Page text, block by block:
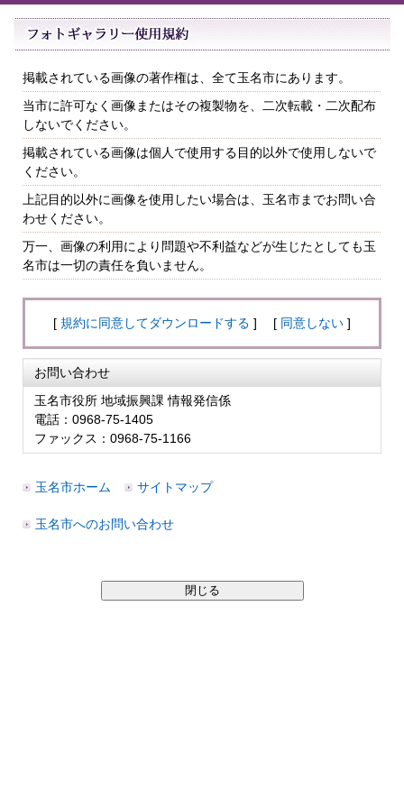
掲載されている画像の著作権は、全て玉名市にあります。
当市に許可なく画像またはその複製物を、二次転載・二次配布
しないでください。
掲載されている画像は個人で使用する目的以外で使用しないで
ください。
上記目的以外に画像を使用したい場合は、玉名市までお問い合
わせください。
万一、画像の利用により問題や不利益などが生じたとしても玉
名市は一切の責任を負いません。
[ 規約に同意してダウンロードする ] [ 同意しない ]
お問い合わせ
玉名市役所 地域振興課 情報発信係
電話：0968-75-1405
ファックス：0968-75-1166
玉名市ホーム サイトマップ
玉名市へのお問い合わせ